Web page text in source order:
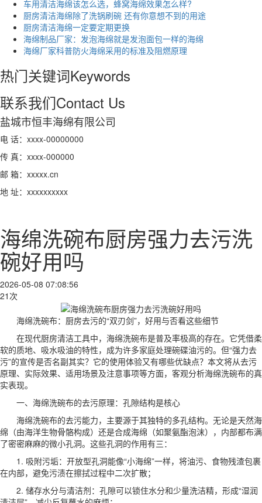
车用清洁海绵该怎么选，蜂窝海绵效果怎么样?
厨房清洁海绵除了洗锅刷碗 还有你意想不到的用途
厨房清洁海绵一定要定期更换
海绵制品厂家：发泡海绵就是发泡面包一样的海绵
海绵厂家科普防火海绵采用的标准及阻燃原理
热门关键词Keywords
联系我们Contact Us
盐城市恒丰海绵有限公司
电 话：xxxx-00000000
传 真：xxxx-000000
邮 箱：xxxxx.cn
地 址：xxxxxxxxxx
海绵洗碗布厨房强力去污洗
碗好用吗
2026-05-08 07:08:56
21次
海绵洗碗布：厨房去污的“双刃剑”，好用与否看这些细节
在现代厨房清洁工具中，海绵洗碗布是普及率极高的存在。它凭借柔
软的质地、吸水吸油的特性，成为许多家庭处理碗碟油污的。但“强力去
污”的宣传是否名副其实？它的使用体验又有哪些优缺点？本文将从去污
原理、实际效果、适用场景及注意事项等方面，客观分析海绵洗碗布的真
实表现。
一、海绵洗碗布的去污原理：孔隙结构是核心
海绵洗碗布的去污能力，主要源于其独特的多孔结构。无论是天然海
绵（由海洋生物骨骼构成）还是合成海绵（如聚氨酯泡沫），内部都布满
了密密麻麻的微小孔洞。这些孔洞的作用有三：
1. 吸附污垢：开放型孔洞能像“小海绵”一样，将油污、食物残渣包裹
在内部，避免污渍在擦拭过程中二次扩散；
2. 储存水分与清洁剂：孔隙可以锁住水分和少量洗洁精，形成“湿润